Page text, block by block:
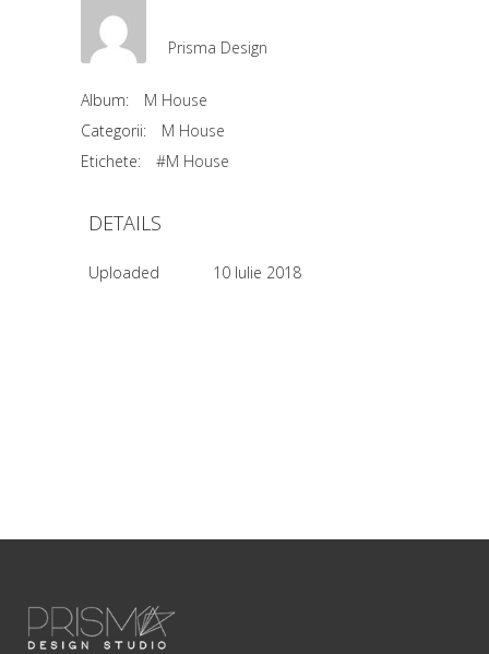
Prisma Design
Album:
M House
Categorii:
M House
Etichete:
#M House
DETAILS
Uploaded 10 Iulie 2018